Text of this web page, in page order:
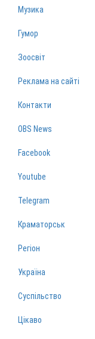
Музика
Гумор
Зоосвіт
Реклама на сайті
Контакти
OBS News
Facebook
Youtube
Telegram
Краматорськ
Регіон
Україна
Суспільство
Цікаво